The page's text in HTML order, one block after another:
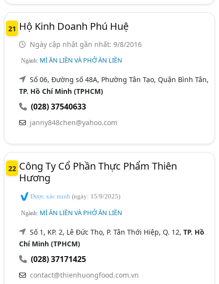
21 Hộ Kinh Doanh Phú Huệ
Ngày cập nhật gần nhất: 9/8/2016
Ngành: MÌ ĂN LIỀN VÀ PHỞ ĂN LIỀN
Số 06, Đường số 48A, Phường Tân Tạo, Quận Bình Tân,
TP. Hồ Chí Minh (TPHCM)
(028) 37540633
janny848chen@yahoo.com
22 Công Ty Cổ Phần Thực Phẩm Thiên
Hương
Được xác minh(ngày: 15/9/2025)
Ngành: MÌ ĂN LIỀN VÀ PHỞ ĂN LIỀN
Số 1, KP. 2, Lê Đức Thọ, P. Tân Thới Hiệp, Q. 12,TP. Hồ
Chí Minh (TPHCM)
(028) 37171425
contact@thienhuongfood.com.vn